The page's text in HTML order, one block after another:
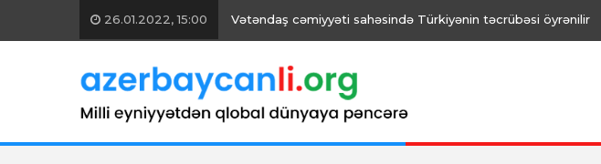
26.01.2022, 15:00 Vətəndaş cəmiyyəti sahəsində Türkiyənin təcrübəsi öyrənilir